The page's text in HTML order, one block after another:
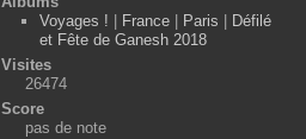
Voyages !
France Paris
Défilé
et Fête de Ganesh 2018
Visites
26474
Score
pas de note